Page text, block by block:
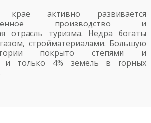
активно развивается
производство и
отрасль туризма. Недра богаты
стройматериалами. Большую
покрыто степями и
и только 4% земель в горных